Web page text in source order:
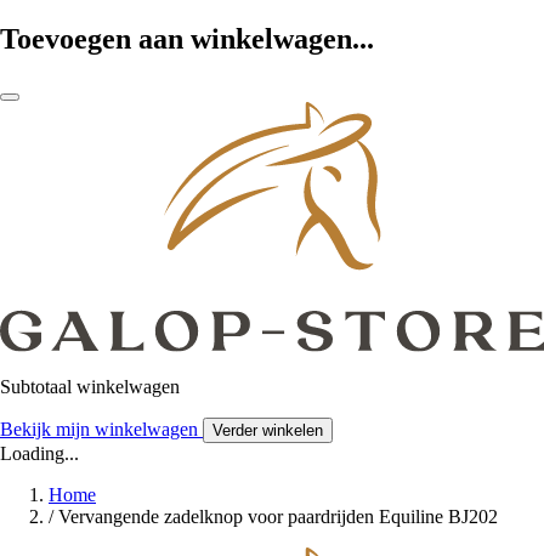
Toevoegen aan winkelwagen...
Subtotaal winkelwagen
Bekijk mijn winkelwagen Verder winkelen
Loading...
Home
/ Vervangende zadelknop voor paardrijden Equiline BJ202